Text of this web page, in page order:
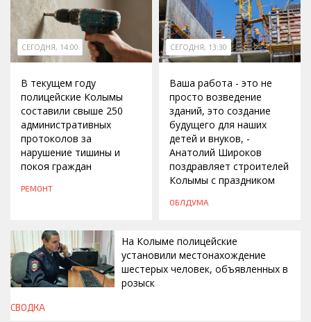
СЕГОДНЯ, 14:00
В текущем году
полицейские Колымы
составили свыше 250
административных
протоколов за
нарушение тишины и
покоя граждан
РЕМОНТ
СЕГОДНЯ, 13:30
Ваша работа - это не
просто возведение
зданий, это создание
будущего для наших
детей и внуков, -
Анатолий Широков
поздравляет строителей
Колымы с праздником
ОБЛДУМА
СЕГОДНЯ, 13:00
На Колыме полицейские
установили местонахождение
шестерых человек, объявленных в
розыск
СВОДКА